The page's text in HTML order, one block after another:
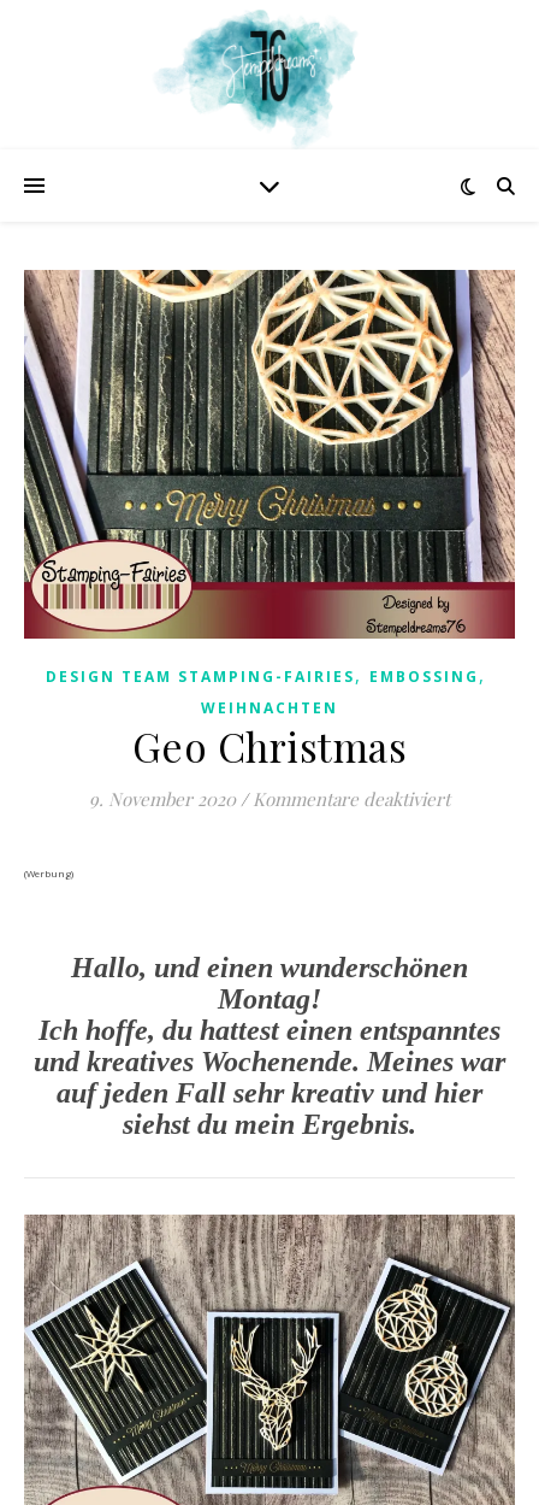
DESIGN TEAM STAMPING-FAIRIES, EMBOSSING ,
WEIHNACHTEN
Geo Christmas
9. November 2020 / Kommentare deaktiviertfür Geo
(Werbung)
Hallo, und einen wunderschönen
Montag!
Ich hoffe, du hattest einen entspanntes
und kreatives Wochenende. Meines war
auf jeden Fall sehr kreativ und hier
siehst du mein Ergebnis.